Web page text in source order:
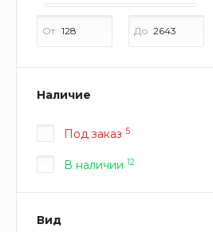
От До
Наличие
Под заказ 5
В наличии 12
Вид